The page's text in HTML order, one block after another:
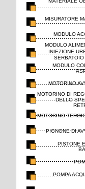
MISURATORE
MODULO
MODULO
INIEZIONE
SERBATOIO
MODULO
MOTORINO
MOTORINO DI
DELLO
MOTORINO
PIGNONE DI
PISTONE
POMPA